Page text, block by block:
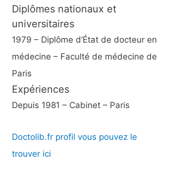
Diplômes nationaux et
universitaires
1979 – Diplôme d’État de docteur en
médecine – Faculté de médecine de
Paris
Expériences
Depuis 1981 – Cabinet – Paris
Doctolib.fr profil vous pouvez le
trouver ici